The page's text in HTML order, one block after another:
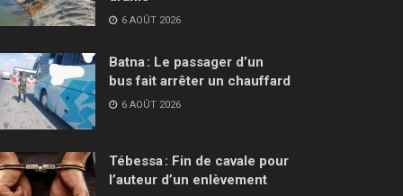
6 AOÛT 2026
Batna : Le passager d’un
bus fait arrêter un chauffard
6 AOÛT 2026
Tébessa : Fin de cavale pour
l’auteur d’un enlèvement